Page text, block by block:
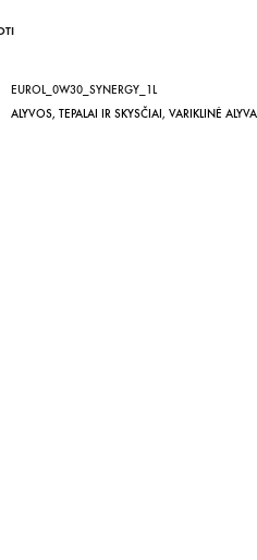
EUROL_0W30_SYNERGY_1L
ALYVOS, TEPALAI IR SKYSČIAI, VARIKLINĖ ALYVA